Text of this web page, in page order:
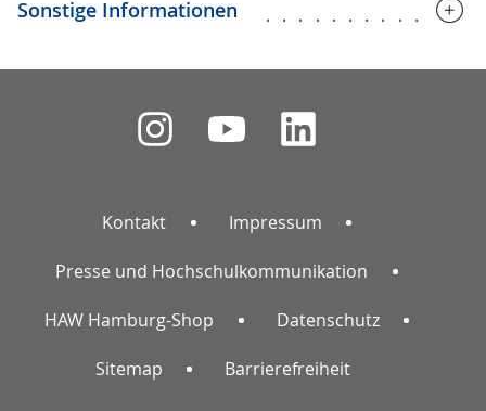
Sonstige Informationen
Kontakt Impressum
Presse und Hochschulkommunikation
HAW Hamburg-Shop Datenschutz
Sitemap Barrierefreiheit